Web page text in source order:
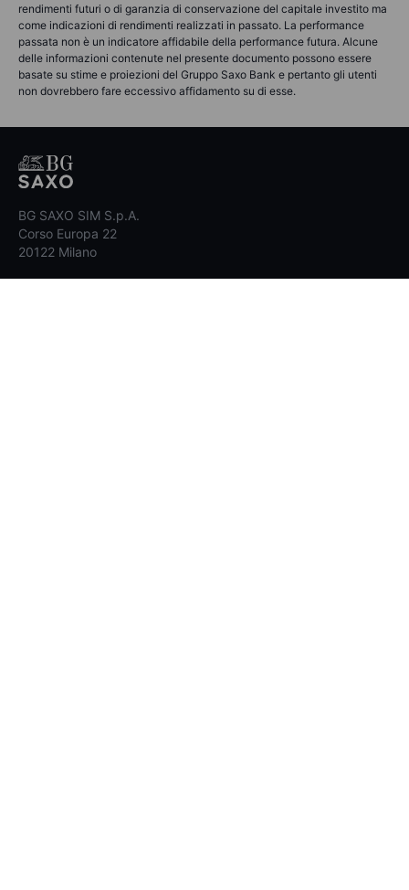
rendimenti futuri o di garanzia di conservazione del capitale investito ma
come indicazioni di rendimenti realizzati in passato. La performance
passata non è un indicatore affidabile della performance futura. Alcune
delle informazioni contenute nel presente documento possono essere
basate su stime e proiezioni del Gruppo Saxo Bank e pertanto gli utenti
non dovrebbero fare eccessivo affidamento su di esse.
BG SAXO SIM S.p.A.
Corso Europa 22
20122 Milano